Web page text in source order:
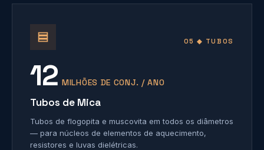
05 ◆ TUBOS
12 MILHÕES DE CONJ. / ANO
Tubos de Mica
Tubos de flogopita e muscovita em todos os diâmetros
— para núcleos de elementos de aquecimento,
resistores e luvas dielétricas.